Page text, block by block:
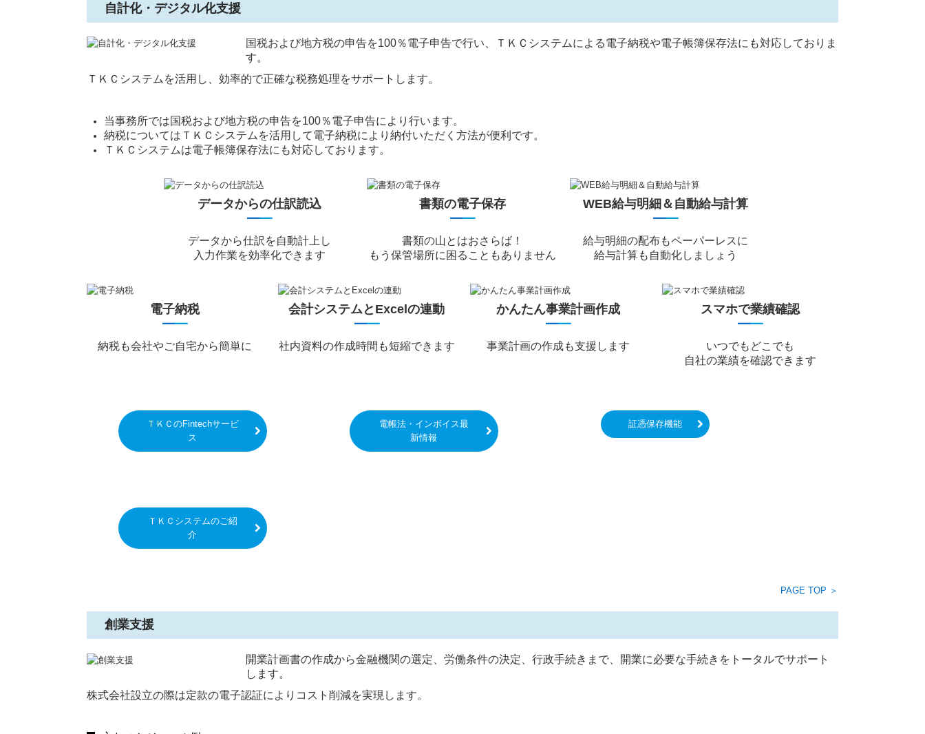
自計化・デジタル化支援
国税および地方税の申告を100％電子申告で行い、ＴＫＣシステムによる電子納税や電子帳簿保存法にも対応しておりま
す。
ＴＫＣシステムを活用し、効率的で正確な税務処理をサポートします。
当事務所では国税および地方税の申告を100％電子申告により行います。
納税についてはＴＫＣシステムを活用して電子納税により納付いただく方法が便利です。
ＴＫＣシステムは電子帳簿保存法にも対応しております。
データからの仕訳読込
━━
データから仕訳を自動計上し
入力作業を効率化できます
書類の電子保存
━━
書類の山とはおさらば！
もう保管場所に困ることもありません
WEB給与明細＆自動給与計算
━━
給与明細の配布もペーパーレスに
給与計算も自動化しましょう
電子納税
━━
納税も会社やご自宅から簡単に
会計システムとExcelの連動
━━
社内資料の作成時間も短縮できます
かんたん事業計画作成
━━
事業計画の作成も支援します
スマホで業績確認
━━
いつでもどこでも
自社の業績を確認できます
ＴＫＣのFintechサービ
ス
電帳法・インボイス最
新情報
証憑保存機能
ＴＫＣシステムのご紹
介
PAGE TOP ＞
創業支援
開業計画書の作成から金融機関の選定、労働条件の決定、行政手続きまで、開業に必要な手続きをトータルでサポート
します。
株式会社設立の際は定款の電子認証によりコスト削減を実現します。